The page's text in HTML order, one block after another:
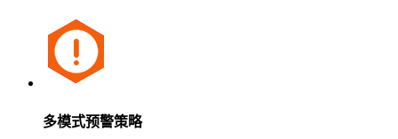
多模式预警策略